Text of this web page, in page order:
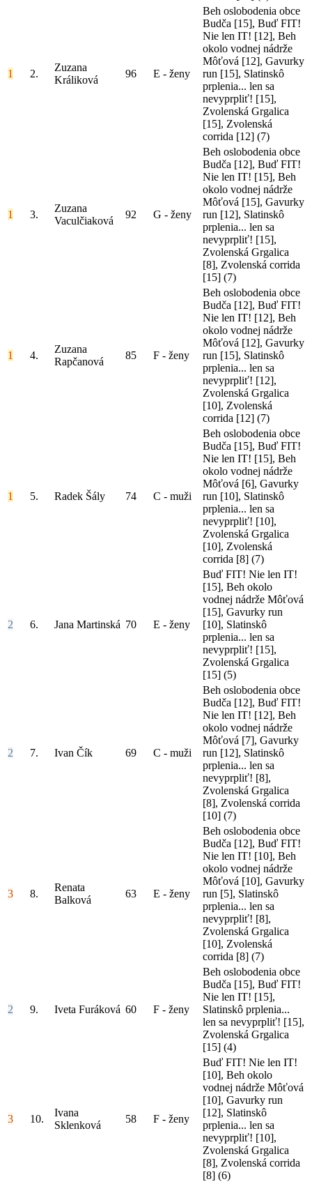
1 2.
Zuzana
Králiková
96 E - ženy
Beh oslobodenia obce
Budča [15], Buď FIT!
Nie len IT! [12], Beh
okolo vodnej nádrže
Môťová [12], Gavurky
run [15], Slatinskô
prplenia... len sa
nevyprpliť! [15],
Zvolenská Grgalica
[15], Zvolenská
corrida [12] (7)
1 3.
Zuzana
Vaculčiaková
92 G - ženy
Beh oslobodenia obce
Budča [12], Buď FIT!
Nie len IT! [15], Beh
okolo vodnej nádrže
Môťová [15], Gavurky
run [12], Slatinskô
prplenia... len sa
nevyprpliť! [15],
Zvolenská Grgalica
[8], Zvolenská corrida
[15] (7)
1 4.
Zuzana
Rapčanová
85 F - ženy
Beh oslobodenia obce
Budča [12], Buď FIT!
Nie len IT! [12], Beh
okolo vodnej nádrže
Môťová [12], Gavurky
run [15], Slatinskô
prplenia... len sa
nevyprpliť! [12],
Zvolenská Grgalica
[10], Zvolenská
corrida [12] (7)
1 5. Radek Šály 74 C - muži
Beh oslobodenia obce
Budča [15], Buď FIT!
Nie len IT! [15], Beh
okolo vodnej nádrže
Môťová [6], Gavurky
run [10], Slatinskô
prplenia... len sa
nevyprpliť! [10],
Zvolenská Grgalica
[10], Zvolenská
corrida [8] (7)
2 6. Jana Martinská 70 E - ženy
Buď FIT! Nie len IT!
[15], Beh okolo
vodnej nádrže Môťová
[15], Gavurky run
[10], Slatinskô
prplenia... len sa
nevyprpliť! [15],
Zvolenská Grgalica
[15] (5)
2 7. Ivan Čík 69 C - muži
Beh oslobodenia obce
Budča [12], Buď FIT!
Nie len IT! [12], Beh
okolo vodnej nádrže
Môťová [7], Gavurky
run [12], Slatinskô
prplenia... len sa
nevyprpliť! [8],
Zvolenská Grgalica
[8], Zvolenská corrida
[10] (7)
3 8.
Renata
Balková
63 E - ženy
Beh oslobodenia obce
Budča [12], Buď FIT!
Nie len IT! [10], Beh
okolo vodnej nádrže
Môťová [10], Gavurky
run [5], Slatinskô
prplenia... len sa
nevyprpliť! [8],
Zvolenská Grgalica
[10], Zvolenská
corrida [8] (7)
2 9. Iveta Furáková 60 F - ženy
Beh oslobodenia obce
Budča [15], Buď FIT!
Nie len IT! [15],
Slatinskô prplenia...
len sa nevyprpliť! [15],
Zvolenská Grgalica
[15] (4)
3 10.
Ivana
Sklenková
58 F - ženy
Buď FIT! Nie len IT!
[10], Beh okolo
vodnej nádrže Môťová
[10], Gavurky run
[12], Slatinskô
prplenia... len sa
nevyprpliť! [10],
Zvolenská Grgalica
[8], Zvolenská corrida
[8] (6)